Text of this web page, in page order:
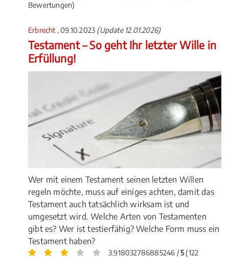
Bewertungen)
Erbrecht , 09.10.2023 (Update 12.01.2026)
Testament – So geht Ihr letzter Wille in
Erfüllung!
Wer mit einem Testament seinen letzten Willen
regeln möchte, muss auf einiges achten, damit das
Testament auch tatsächlich wirksam ist und
umgesetzt wird. Welche Arten von Testamenten
gibt es? Wer ist testierfähig? Welche Form muss ein
Testament haben?
3.918032786885246 /5(122